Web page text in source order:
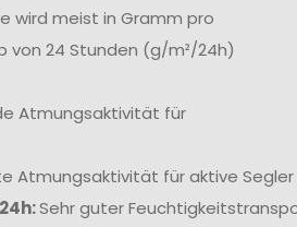
wird meist in Gramm pro
von 24 Stunden (g/m²/24h)
Atmungsaktivität für
Atmungsaktivität für aktive Segler
Sehr guter